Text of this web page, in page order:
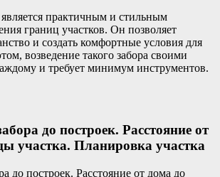
практичным и стильным
границ участков. Он позволяет
и создать комфортные условия для
возведение такого забора своими
и требует минимум инструментов.
до построек. Расстояние от
участка. Планировка участка
до построек. Расстояние от дома до